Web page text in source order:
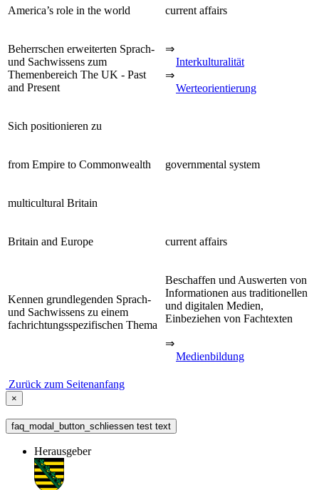
America’s role in the world current affairs
Beherrschen erweiterten Sprach-
und Sachwissens zum
Themenbereich The UK - Past
and Present
⇒
Interkulturalität
⇒
Werteorientierung
Sich positionieren zu
from Empire to Commonwealth governmental system
multicultural Britain
Britain and Europe current affairs
Kennen grundlegenden Sprach-
und Sachwissens zu einem
fachrichtungsspezifischen Thema
Beschaffen und Auswerten von
Informationen aus traditionellen
und digitalen Medien,
Einbeziehen von Fachtexten
⇒
Medienbildung
Zurück zum Seitenanfang
×
faq_modal_button_schliessen test text
Herausgeber